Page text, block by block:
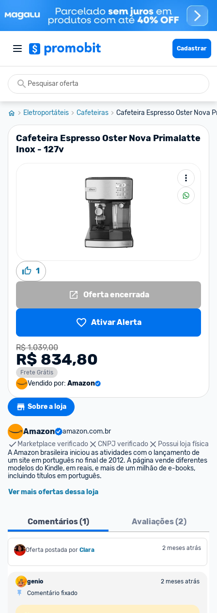
Cadastrar
Eletroportáteis Cafeteiras Cafeteira Espresso Oster Nova
Cafeteira Espresso Oster Nova Primalatte
Inox - 127v
1
Oferta encerrada
Ativar Alerta
R$ 1.039,00
R$ 834,80
Frete Grátis
Vendido por: Amazon
Sobre a loja
Amazon
amazon.com.br
Marketplace verificado
CNPJ verificado
Possui loja física
A Amazon brasileira iniciou as atividades com o lançamento de
um site em português no final de 2012. A página vende diferentes
modelos do Kindle, em reais, e mais de um milhão de e-books,
incluindo títulos em português.
Ver mais ofertas dessa loja
Comentários (1) Avaliações (2)
Oferta postada por Clara 2 meses atrás
genio
2 meses atrás
Comentário fixado